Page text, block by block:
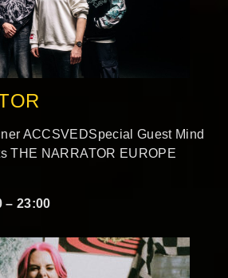
ACCSVEDSpecial Guest Mind
THE NARRATOR EUROPE
–23:00